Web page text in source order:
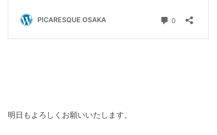
明日もよろしくお願いいたします。